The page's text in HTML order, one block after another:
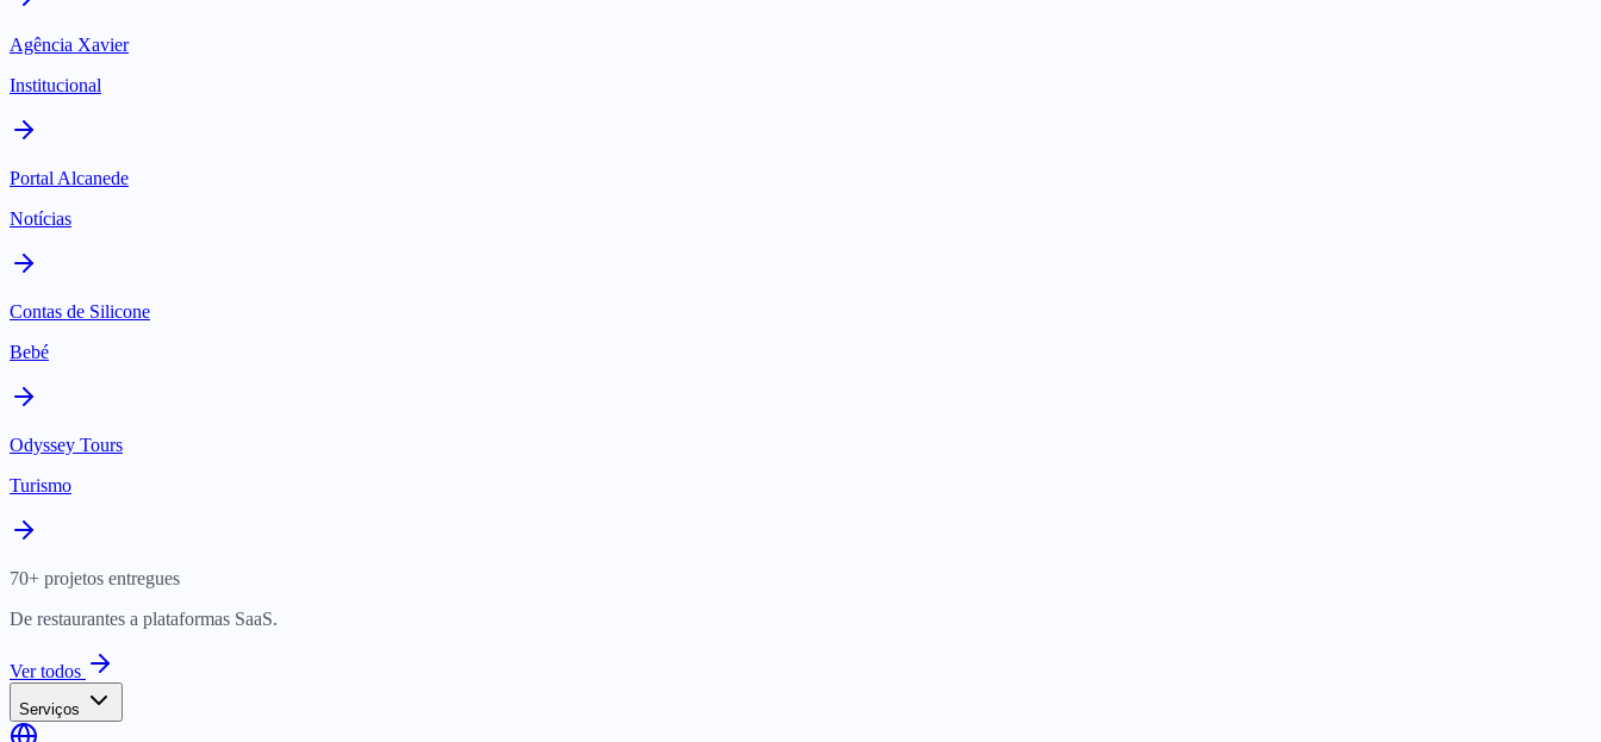
Agência Xavier
Institucional
Portal Alcanede
Notícias
Contas de Silicone
Bebé
Odyssey Tours
Turismo
70+ projetos entregues
De restaurantes a plataformas SaaS.
Ver todos
Serviços